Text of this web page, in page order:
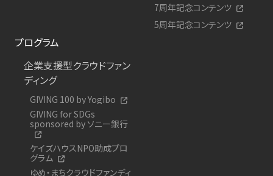
7周年記念コンテンツ
5周年記念コンテンツ
プログラム
企業支援型クラウドファン
ディング
GIVING 100 by Yogibo
GIVING for SDGs
sponsored by ソニー銀行
ケイズハウスNPO助成プロ
グラム
ゆめ・まちクラウドファンディ